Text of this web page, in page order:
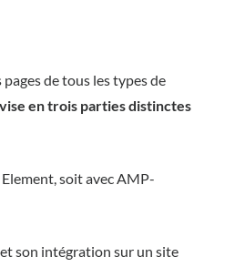
de tous les types de
en trois parties distinctes
soit avec AMP-
son intégration sur un site